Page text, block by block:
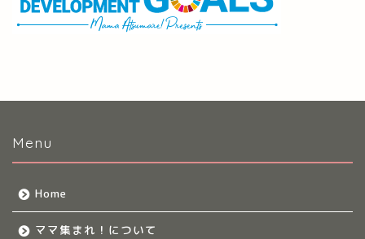
Menu
Home
ママ集まれ！について